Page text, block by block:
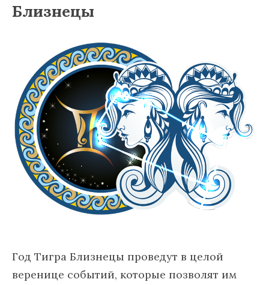
Близнецы
Год Тигра Близнецы проведут в целой
веренице событий, которые позволят им